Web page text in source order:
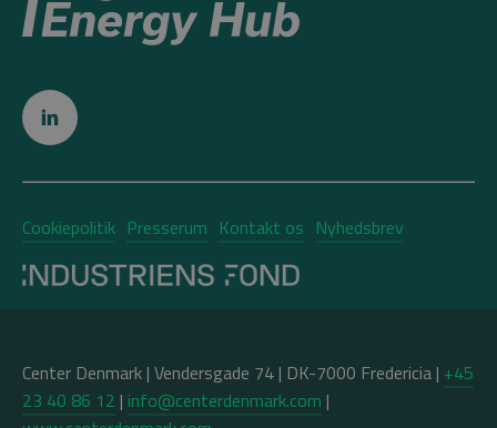
Cookiepolitik Presserum Kontakt os Nyhedsbrev
Center Denmark | Vendersgade 74 | DK-7000 Fredericia | +45
23 40 86 12 | info@centerdenmark.com |